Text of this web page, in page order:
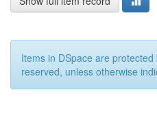
Items in DSpace are
reserved, unless otherwise